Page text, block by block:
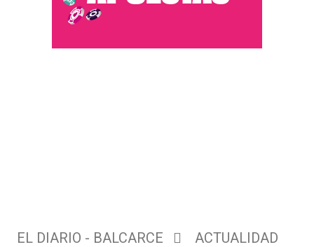
EL DIARIO - BALCARCE
ACTUALIDAD